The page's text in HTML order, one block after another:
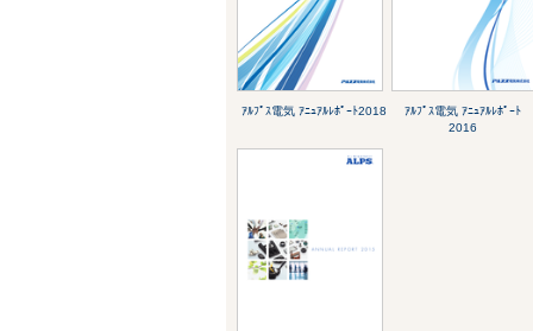
ｱﾙﾌﾟｽ電気 ｱﾆｭｱﾙﾚﾎﾟｰﾄ2018
ｱﾙﾌﾟｽ電気 ｱﾆｭｱﾙﾚﾎﾟｰﾄ
2016